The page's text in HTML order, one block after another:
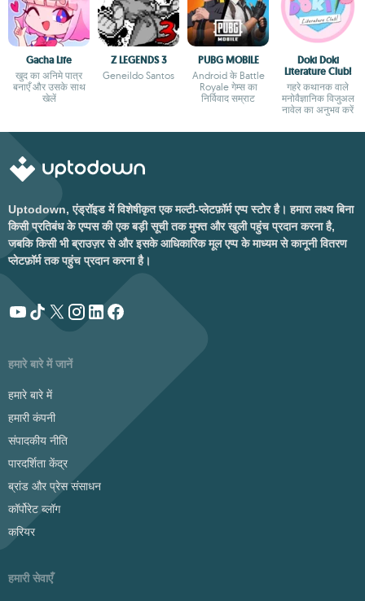
Gacha Life
खुद का अनिमे पात्र
बनाएँ और उसके साथ
खेलें
Z LEGENDS 3
Geneildo Santos
PUBG MOBILE
Android के Battle
Royale गेम्स का
निर्विवाद सम्राट
Doki Doki
Literature Club!
गहरे कथानक वाले
मनोवैज्ञानिक विजुअल
नावेल का अनुभव करें
Uptodown, एंड्रॉइड में विशेषीकृत एक मल्टी-प्लेटफ़ॉर्म एप्प स्टोर है। हमारा लक्ष्य बिना
किसी प्रतिबंध के एप्पस की एक बड़ी सूची तक मुफ्त और खुली पहुंच प्रदान करना है,
जबकि किसी भी ब्राउज़र से और इसके आधिकारिक मूल एप्प के माध्यम से कानूनी वितरण
प्लेटफ़ॉर्म तक पहुंच प्रदान करना है।
हमारे बारे में जानें
हमारे बारे में
हमारी कंपनी
संपादकीय नीति
पारदर्शिता केंद्र
ब्रांड और प्रेस संसाधन
कॉर्पोरेट ब्लॉग
करियर
हमारी सेवाएँ